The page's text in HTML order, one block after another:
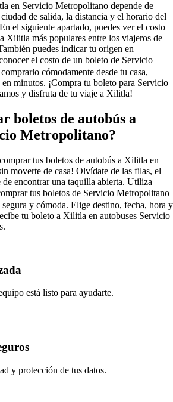
en Servicio Metropolitano depende de
de salida, la distancia y el horario del
el siguiente apartado, puedes ver el costo
Xilitla más populares entre los viajeros de
puedes indicar tu origen en
el costo de un boleto de Servicio
cómodamente desde tu casa,
minutos. ¡Compra tu boleto para Servicio
y disfruta de tu viaje a Xilitla!
boletos de autobús a
Metropolitano?
tus boletos de autobús a Xilitla en
moverte de casa! Olvídate de las filas, el
encontrar una taquilla abierta. Utiliza
tus boletos de Servicio Metropolitano
y cómoda. Elige destino, fecha, hora y
tu boleto a Xilitla en autobuses Servicio
está listo para ayudarte.
y protección de tus datos.